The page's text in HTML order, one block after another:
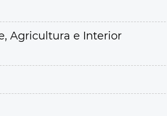
Agricultura e Interior